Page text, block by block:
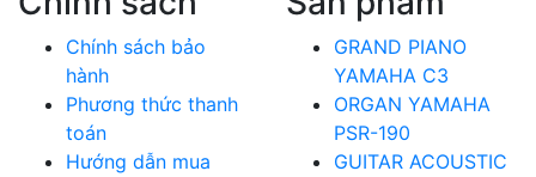
Chính sách bảo
hành
Phương thức thanh
toán
Hướng dẫn mua
GRAND PIANO
YAMAHA C3
ORGAN YAMAHA
PSR-190
GUITAR ACOUSTIC